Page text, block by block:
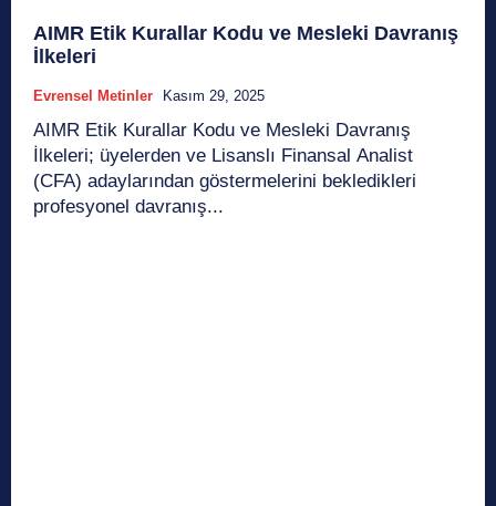
AIMR Etik Kurallar Kodu ve Mesleki Davranış
İlkeleri
Evrensel Metinler Kasım 29, 2025
AIMR Etik Kurallar Kodu ve Mesleki Davranış
İlkeleri; üyelerden ve Lisanslı Finansal Analist
(CFA) adaylarından göstermelerini bekledikleri
profesyonel davranış...